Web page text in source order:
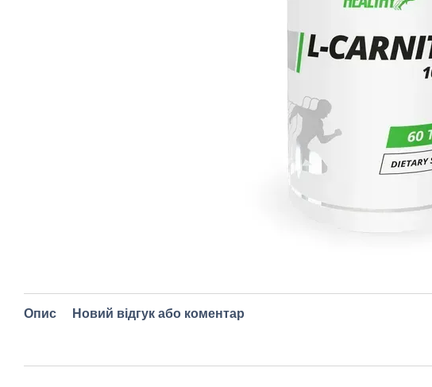
Опис Новий відгук або коментар